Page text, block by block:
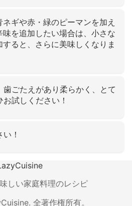
ギや赤・緑のピーマンを加え
を追加したい場合は、小さな
ると、さらに美味しくなりま
ごたえがあり柔らかく、とて
試しください！
！
しい家庭料理のレシピ
. 全著作権所有。